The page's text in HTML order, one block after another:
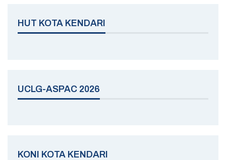
HUT KOTA KENDARI
UCLG-ASPAC 2026
KONI KOTA KENDARI